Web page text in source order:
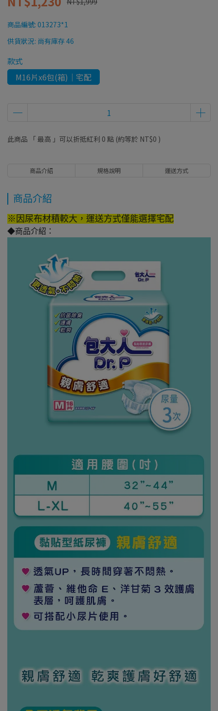
商品編號: 013273*1
供貨狀況: 尚有庫存 46
款式
M16片x6包(箱)｜宅配
此商品 「 最高 」可以折抵紅利 0 點 (約等於 NT$0 )
商品介紹 規格說明 運送方式
商品介紹
※因尿布材積較大，運送方式僅能選擇宅配
◆商品介紹：